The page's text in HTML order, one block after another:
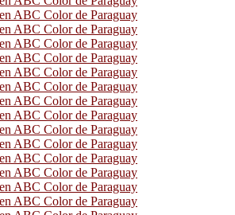
ABC Color de Paraguay
ABC Color de Paraguay
ABC Color de Paraguay
ABC Color de Paraguay
ABC Color de Paraguay
ABC Color de Paraguay
ABC Color de Paraguay
ABC Color de Paraguay
ABC Color de Paraguay
ABC Color de Paraguay
ABC Color de Paraguay
ABC Color de Paraguay
ABC Color de Paraguay
ABC Color de Paraguay